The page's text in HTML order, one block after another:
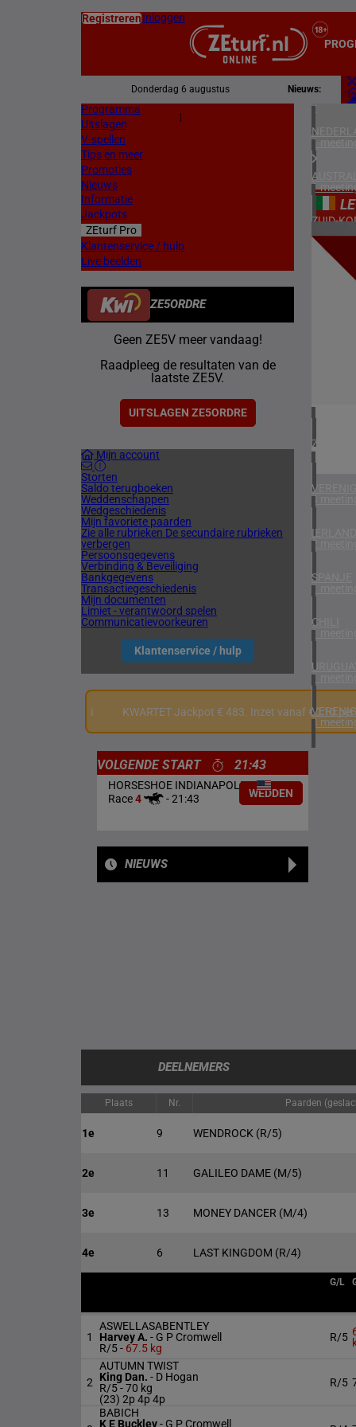
RegistrerenInloggen
Donderdag 6 augustus Nieuws:
Programma
Uitslagen
V-spellen
Tips en meer
Promoties
Nieuws
Informatie
Jackpots
ZEturf Pro
Klantenservice / hulp
Live beelden
ZE5ORDRE
Geen ZE5V meer vandaag!
Raadpleeg de resultaten van de
laatste ZE5V.
UITSLAGEN ZE5ORDRE
Mijn account
Storten
Saldo terugboeken
Weddenschappen
Wedgeschiedenis
Mijn favoriete paarden
Zie alle rubrieken De secundaire rubrieken
verbergen
Persoonsgegevens
Verbinding & Beveiliging
Bankgegevens
Transactiegeschiedenis
Mijn documenten
Limiet - verantwoord spelen
Communicatievoorkeuren
Klantenservice / hulp
1
1
ZUID-
3
1
ZUID-
1
4
IERLAND
2
SPANJE
1
CHILI
1
URUGUAY
1
4
1
27/12/
i KWARTET Jackpot € 483. Inzet vanaf €0,10
VOLGENDE START 21:43
HORSESHOE INDIANAPOLIS
Race4 -21:43 WEDDEN
NIEUWS
DEELNEMERS
Plaats Nr. Paarden
1e 9 WENDROCK (R/5)
2e 11 GALILEO DAME (M/5)
3e 13 MONEY DANCER (M/4)
4e 6 LAST KINGDOM (R/4)
G/L
1
ASWELLASABENTLEY
Harvey A. - G P Cromwell
R/5 - 67.5 kg
R/5
2
AUTUMN TWIST
King Dan. - D Hogan
R/5 -70 kg
(23) 2p 4p 4p
R/5
BABICH
K E Buckley- G P Cromwell